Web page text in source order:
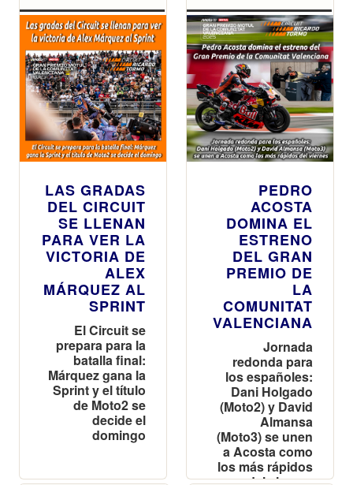
LAS GRADAS
DEL CIRCUIT
SE LLENAN
PARA VER LA
VICTORIA DE
ALEX
MÁRQUEZ AL
SPRINT
El Circuit se
prepara para la
batalla final:
Márquez gana la
Sprint y el título
de Moto2 se
decide el
domingo
PEDRO
ACOSTA
DOMINA EL
ESTRENO
DEL GRAN
PREMIO DE
LA
COMUNITAT
VALENCIANA
Jornada
redonda para
los españoles:
Dani Holgado
(Moto2) y David
Almansa
(Moto3) se unen
a Acosta como
los más rápidos
del viernes